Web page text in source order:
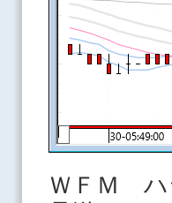
ＷＦＭ ハ